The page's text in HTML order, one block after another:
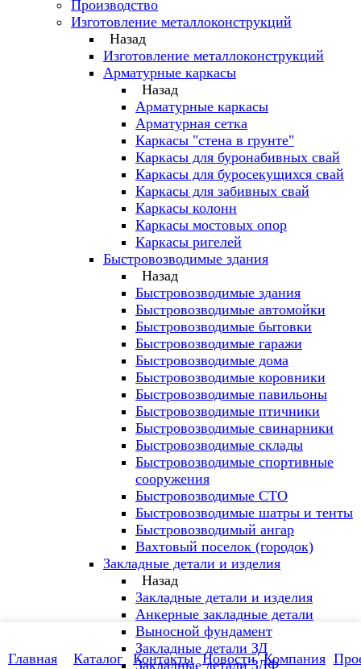
Производство
Изготовление металлоконструкций
Назад
Изготовление металлоконструкций
Арматурные каркасы
Назад
Арматурные каркасы
Арматурная сетка
Каркасы "стена в грунте"
Каркасы для буронабивных свай
Каркасы для буросекущихся свай
Каркасы для забивных свай
Каркасы колонн
Каркасы мостовых опор
Каркасы ригелей
Быстровозводимые здания
Назад
Быстровозводимые здания
Быстровозводимые автомойки
Быстровозводимые бытовки
Быстровозводимые гаражи
Быстровозводимые дома
Быстровозводимые коровники
Быстровозводимые павильоны
Быстровозводимые птичники
Быстровозводимые свинарники
Быстровозводимые склады
Быстровозводимые спортивные
сооружения
Быстровозводимые СТО
Быстровозводимые шатры и тенты
Быстровозводимый ангар
Вахтовый поселок (городок)
Закладные детали и изделия
Назад
Закладные детали и изделия
Анкерные закладные детали
Выносной фундамент
Закладные детали ЗД
Закладные детали ЗДФ
Главная Каталог Контакты Новости Компания